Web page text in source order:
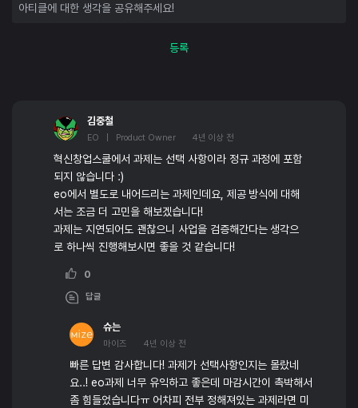
등록
김중철
EO | Product Owner 4년 이상 전
혁신창업스쿨에서 과제는 선택 사항이라 정규 과정에 포함
되지 않습니다 :)
eo에서 별도로 내어드리는 과제인데요, 제공 방식에 대해
서는 조금 더 고민을 해보겠습니다!
과제는 지연되어도 괜찮으니 사업을 검증해간다는 생각으
로 하나씩 진행해보시면 좋을 것 같습니다!
0
답글
슈는
마이즈 4년 이상 전
빠른 답변 감사합니다! 과제가 선택사항인지는 몰랐네
요..! eo과제 너무 유익하고 좋은데 마감시간이 촉박해서
좀 힘들었습니다ㅠ 어차피 전부 정해져있는 과제라면 미